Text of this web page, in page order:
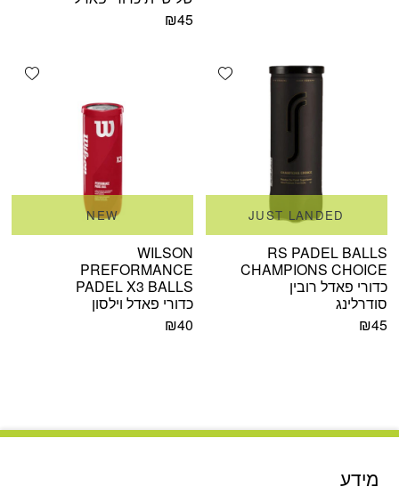
₪45
Add wishlist
JUST LANDED
RS PADEL BALLS
CHAMPIONS CHOICE
כדורי פאדל רובין
סודרלינג
₪45
NEW
WILSON
PREFORMANCE
PADEL X3 BALLS
כדורי פאדל וילסון
₪40
מידע